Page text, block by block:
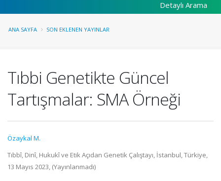
Detaylı Arama
ANA SAYFA SON EKLENEN YAYINLAR
Tıbbi Genetikte Güncel
Tartışmalar: SMA Örneği
Özaykal M.
Tıbbî, Dinî, Hukukî ve Etik Açıdan Genetik Çalıştayı, İstanbul, Türkiye,
13 Mayıs 2023, (Yayınlanmadı)